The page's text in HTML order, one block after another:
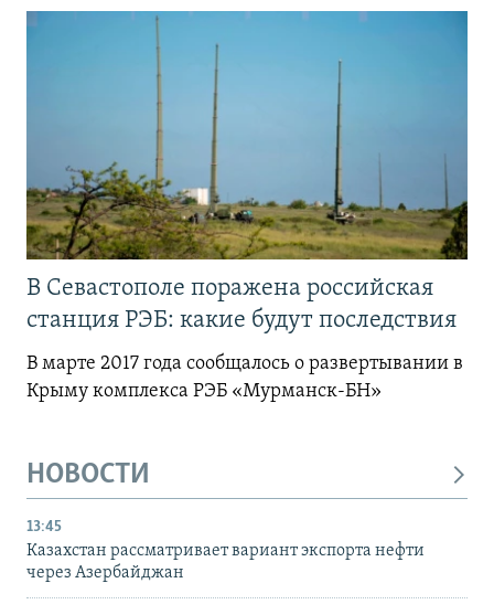
В Севастополе поражена российская
станция РЭБ: какие будут последствия
В марте 2017 года сообщалось о развертывании в
Крыму комплекса РЭБ «Мурманск-БН»
НОВОСТИ
13:45
Казахстан рассматривает вариант экспорта нефти
через Азербайджан